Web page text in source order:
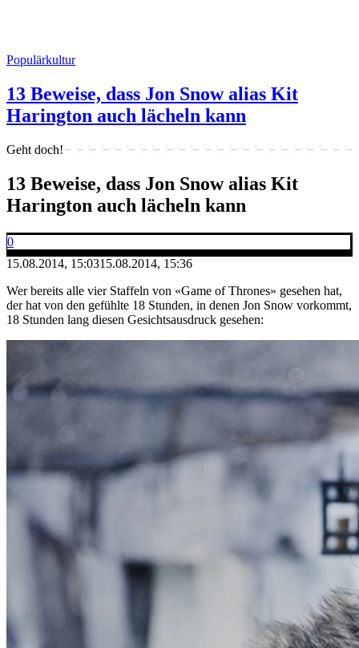
Populärkultur
13 Beweise, dass Jon Snow alias Kit
Harington auch lächeln kann
Geht doch!
13 Beweise, dass Jon Snow alias Kit
Harington auch lächeln kann
0
15.08.2014, 15:0315.08.2014, 15:36
Wer bereits alle vier Staffeln von «Game of Thrones» gesehen hat,
der hat von den gefühlte 18 Stunden, in denen Jon Snow vorkommt,
18 Stunden lang diesen Gesichtsausdruck gesehen: